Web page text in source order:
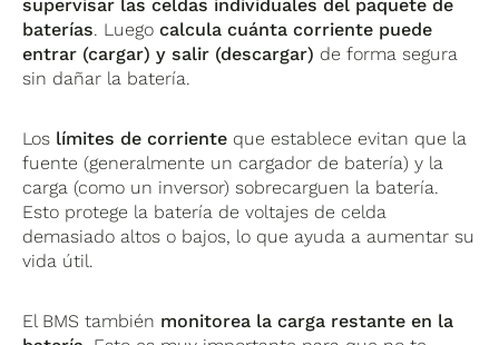
supervisar las celdas individuales del paquete de
baterías. Luegocalcula cuánta corriente puede
entrar (cargar) y salir (descargar) de forma segura
sin dañar la batería.
Los límites de corriente que establece evitan que la
fuente (generalmente un cargador de batería) y la
carga (como un inversor) sobrecarguen la batería.
Esto protege la batería de voltajes de celda
demasiado altos o bajos, lo que ayuda a aumentar su
vida útil.
El BMS también monitorea la carga restante en la